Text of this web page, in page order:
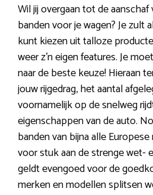
Wil jij overgaan tot de
banden voor je wagen? Je zult
kunt kiezen uit talloze
weer z’n eigen features. Je
naar de beste keuze! Hieraan
jouw rijgedrag, het aantal
voornamelijk op de snelweg
eigenschappen van de auto.
banden van bijna alle
voor stuk aan de strenge wet-
geldt evengoed voor de
merken en modellen splitsen